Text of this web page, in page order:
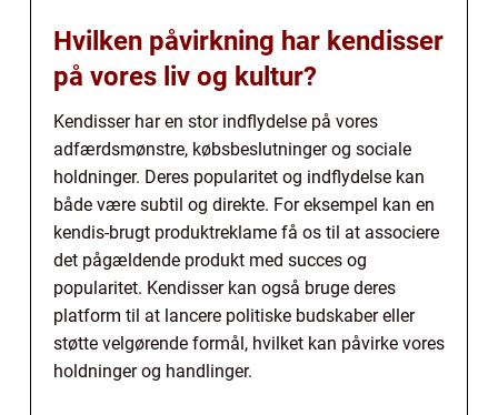
Hvilken påvirkning har kendisser
på vores liv og kultur?
Kendisser har en stor indflydelse på vores
adfærdsmønstre, købsbeslutninger og sociale
holdninger. Deres popularitet og indflydelse kan
både være subtil og direkte. For eksempel kan en
kendis-brugt produktreklame få os til at associere
det pågældende produkt med succes og
popularitet. Kendisser kan også bruge deres
platform til at lancere politiske budskaber eller
støtte velgørende formål, hvilket kan påvirke vores
holdninger og handlinger.